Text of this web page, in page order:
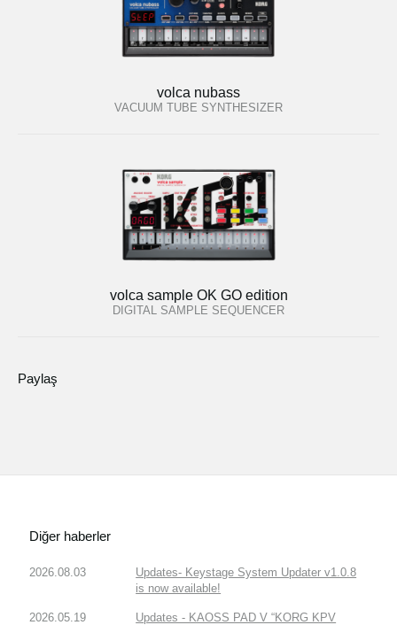
volca nubass
VACUUM TUBE SYNTHESIZER
volca sample OK GO edition
DIGITAL SAMPLE SEQUENCER
Paylaş
Diğer haberler
2026.08.03
Updates- Keystage System Updater v1.0.8
is now available!
2026.05.19
Updates - KAOSS PAD V “KORG KPV